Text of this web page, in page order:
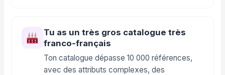
Tu as un très gros catalogue très
franco-français
Ton catalogue dépasse 10 000 références,
avec des attributs complexes, des